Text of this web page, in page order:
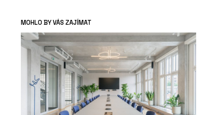
MOHLO BY VÁS ZAJÍMAT